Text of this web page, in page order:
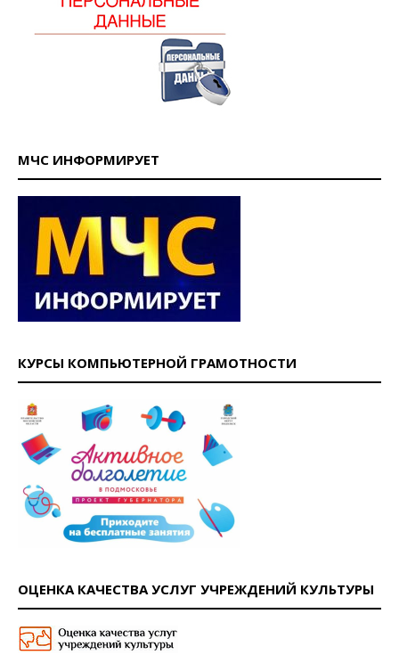
МЧС ИНФОРМИРУЕТ
КУРСЫ КОМПЬЮТЕРНОЙ ГРАМОТНОСТИ
ОЦЕНКА КАЧЕСТВА УСЛУГ УЧРЕЖДЕНИЙ КУЛЬТУРЫ